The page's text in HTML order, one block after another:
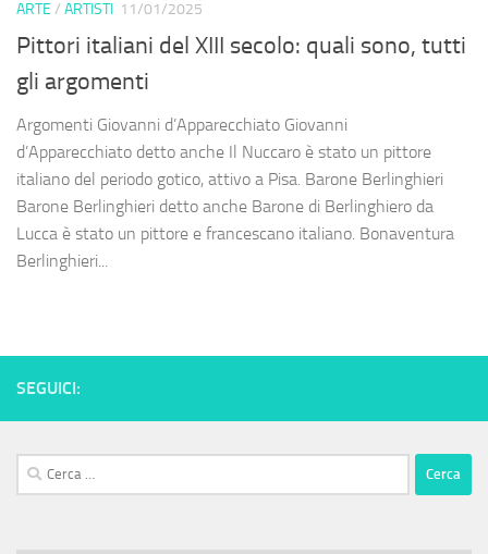
ARTE / ARTISTI 11/01/2025
Pittori italiani del XIII secolo: quali sono, tutti
gli argomenti
Argomenti Giovanni d’Apparecchiato Giovanni
d’Apparecchiato detto anche Il Nuccaro è stato un pittore
italiano del periodo gotico, attivo a Pisa. Barone Berlinghieri
Barone Berlinghieri detto anche Barone di Berlinghiero da
Lucca è stato un pittore e francescano italiano. Bonaventura
Berlinghieri...
SEGUICI:
Ricerca
per: